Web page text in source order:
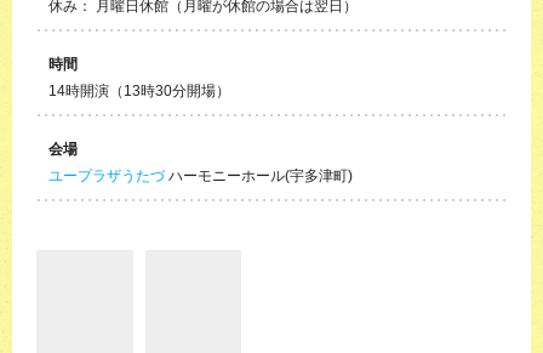
休み： 月曜日休館（月曜が休館の場合は翌日）
時間
14時開演（13時30分開場）
会場
ユープラザうたづハーモニーホール(宇多津町)